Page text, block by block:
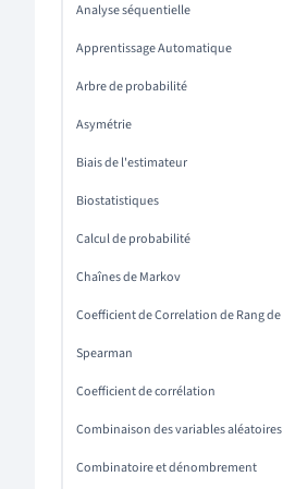
Analyse séquentielle
Apprentissage Automatique
Arbre de probabilité
Asymétrie
Biais de l'estimateur
Biostatistiques
Calcul de probabilité
Chaînes de Markov
Coefficient de Correlation de Rang de
Spearman
Coefficient de corrélation
Combinaison des variables aléatoires
Combinatoire et dénombrement